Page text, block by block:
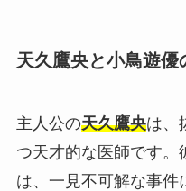
天久鷹央と小鳥遊優
主人公の天久鷹央は、
つ天才的な医師です。
は、一見不可解な事件